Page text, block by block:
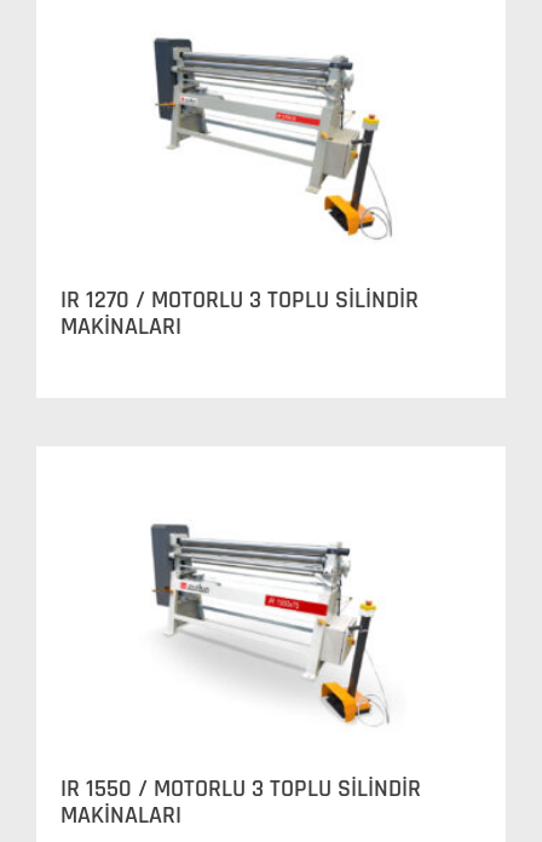
IR 1270 / MOTORLU 3 TOPLU SİLİNDİR
MAKİNALARI
IR 1550 / MOTORLU 3 TOPLU SİLİNDİR
MAKİNALARI